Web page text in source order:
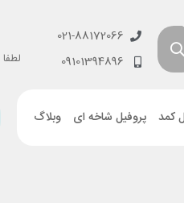
021-88172066
09101394896
کمد پروفیل شاخه ای وبلاگ